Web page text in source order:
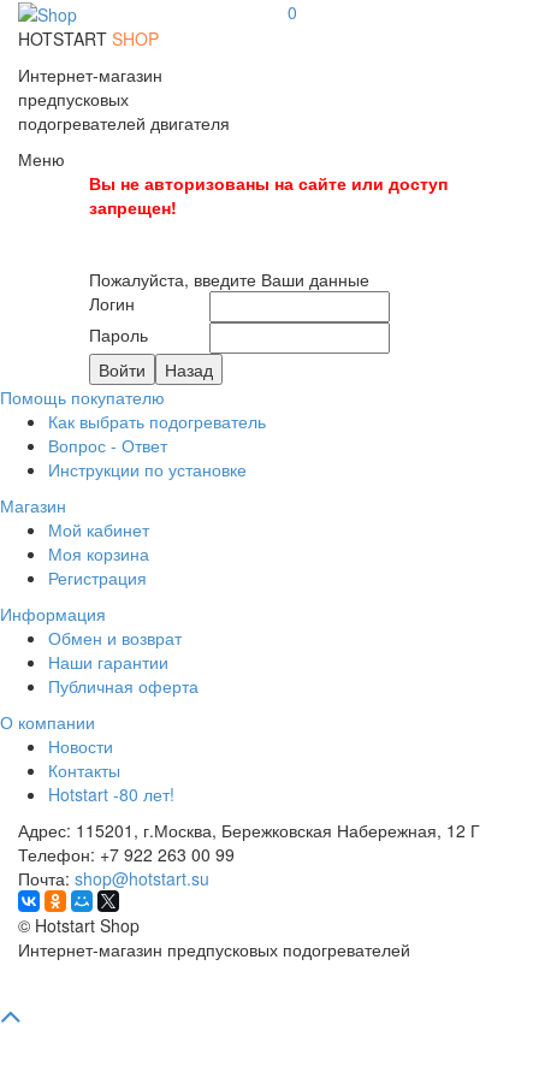
HOTSTART SHOP
Интернет-магазин
предпусковых
подогревателей двигателя
0
Меню
Вы не авторизованы на сайте или доступ
запрещен!
Пожалуйста, введите Ваши данные
Логин
Пароль
Помощь покупателю
Как выбрать подогреватель
Вопрос - Ответ
Инструкции по установке
Магазин
Мой кабинет
Моя корзина
Регистрация
Информация
Обмен и возврат
Наши гарантии
Публичная оферта
О компании
Новости
Контакты
Hotstart -80 лет!
Адрес: 115201, г.Москва, Бережковская Набережная, 12 Г
Телефон: +7 922 263 00 99
Почта: shop@hotstart.su
© Hotstart Shop
Интернет-магазин предпусковых подогревателей